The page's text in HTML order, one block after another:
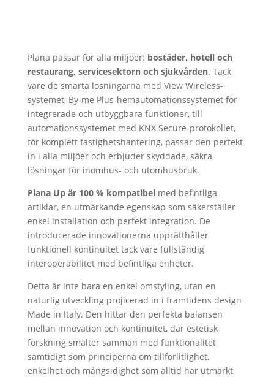
Plana passar för alla miljöer: bostäder, hotell och
restaurang, servicesektorn och sjukvården. Tack
vare de smarta lösningarna med View Wireless-
systemet, By-me Plus-hemautomationssystemet för
integrerade och utbyggbara funktioner, till
automationssystemet med KNX Secure-protokollet,
för komplett fastighetshantering, passar den perfekt
in i alla miljöer och erbjuder skyddade, säkra
lösningar för inomhus- och utomhusbruk.
Plana Up är 100 % kompatibelmed befintliga
artiklar, en utmärkande egenskap som säkerställer
enkel installation och perfekt integration. De
introducerade innovationerna upprätthåller
funktionell kontinuitet tack vare fullständig
interoperabilitet med befintliga enheter.
Detta är inte bara en enkel omstyling, utan en
naturlig utveckling projicerad in i framtidens design
Made in Italy. Den hittar den perfekta balansen
mellan innovation och kontinuitet, där estetisk
forskning smälter samman med funktionalitet
samtidigt som principerna om tillförlitlighet,
enkelhet och mångsidighet som alltid har utmärkt